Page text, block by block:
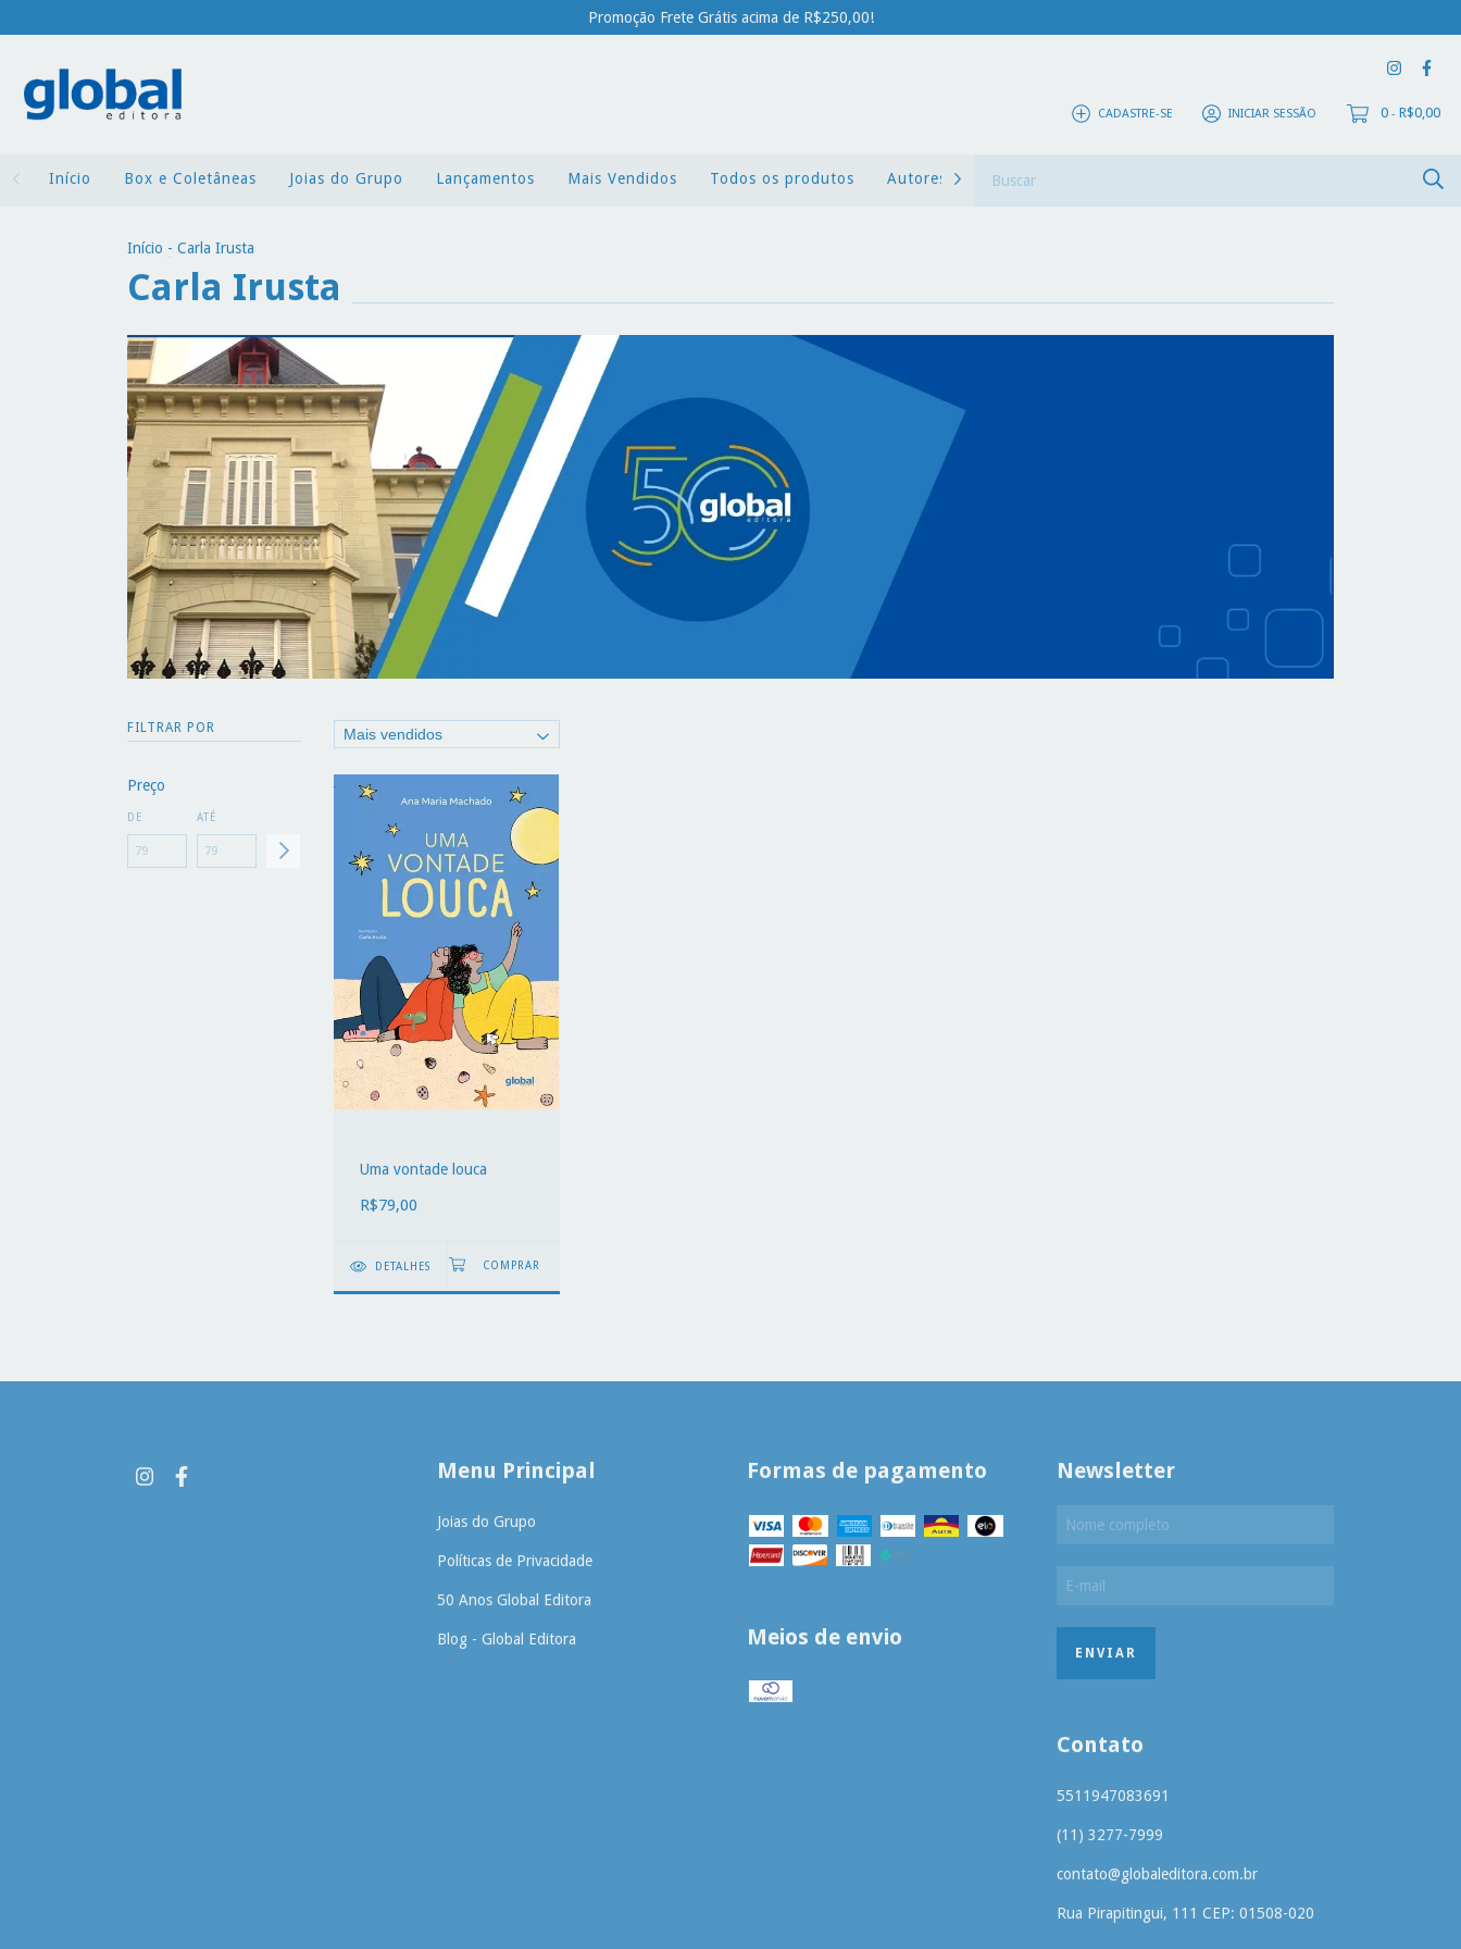
Promoção Frete Grátis acima de R$250,00!
CADASTRE-SE INICIAR SESSÃO 0 - R$0,00
Início Box e Coletâneas Joias do Grupo Lançamentos Mais Vendidos Todos os produtos Autores x Livros
Início - Carla Irusta
Carla Irusta
FILTRAR POR
Preço
DE ATÉ
Uma vontade louca
R$79,00
DETALHES
Menu Principal
Joias do Grupo
Políticas de Privacidade
50 Anos Global Editora
Blog - Global Editora
Formas de pagamento
Meios de envio
Newsletter
Contato
5511947083691
(11) 3277-7999
contato@globaleditora.com.br
Rua Pirapitingui, 111 CEP: 01508-020